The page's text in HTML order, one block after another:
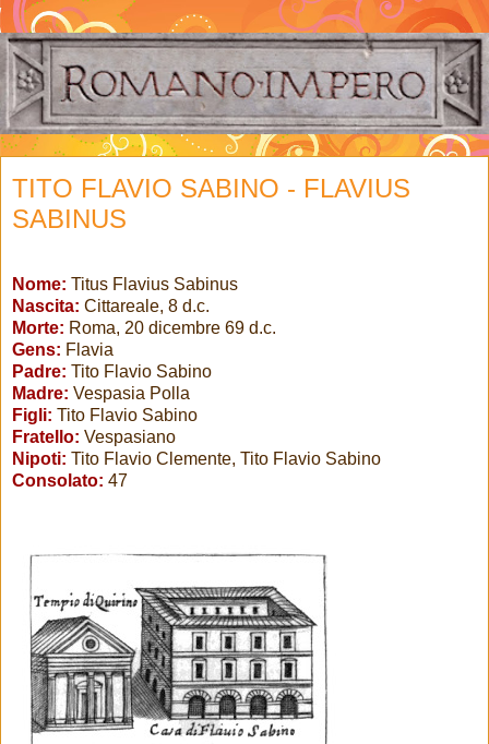
TITO FLAVIO SABINO - FLAVIUS
SABINUS
Nome: Titus Flavius Sabinus
Nascita: Cittareale, 8 d.c.
Morte: Roma, 20 dicembre 69 d.c.
Gens: Flavia
Padre: Tito Flavio Sabino
Madre: Vespasia Polla
Figli: Tito Flavio Sabino
Fratello: Vespasiano
Nipoti: Tito Flavio Clemente, Tito Flavio Sabino
Consolato: 47